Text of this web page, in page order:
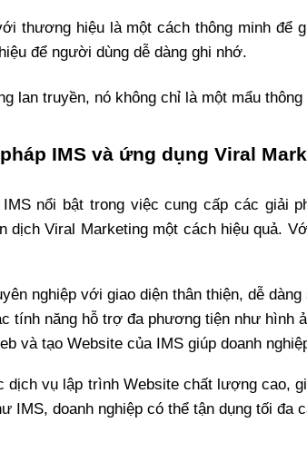
thương hiệu là một cách thông minh để
để người dùng dễ dàng ghi nhớ.
lan truyền, nó không chỉ là một mẩu
IMS và ứng dụng Viral
nổi bật trong việc cung cấp các giải
dịch Viral Marketing một cách hiệu quả.
nghiệp với giao diện thân thiện, dễ
tính năng hỗ trợ đa phương tiện như hình
và tạo Website của IMS giúp doanh
dịch vụ lập trình Website chất lượng cao,
IMS, doanh nghiệp có thể tận dụng tối